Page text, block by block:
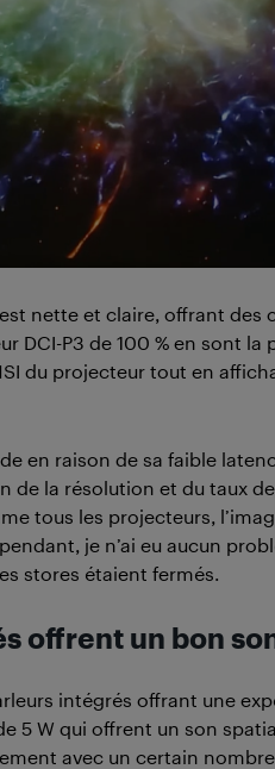
nette et claire, offrant
DCI-P3 de 100 % en sont
du projecteur tout en
en raison de sa faible
de la résolution et du taux
tous les projecteurs,
je n’ai eu aucun
stores étaient fermés.
offrent un bon
intégrés offrant une
5 W qui offrent un son
avec un certain